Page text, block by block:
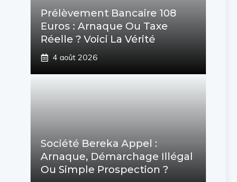
Prélèvement Bancaire 108
Euros : Arnaque Ou Taxe
Réelle ? Voici La Vérité
4 août 2026
Société Bereka Appel :
Arnaque, Démarchage Illégal
Ou Simple Prospection ?